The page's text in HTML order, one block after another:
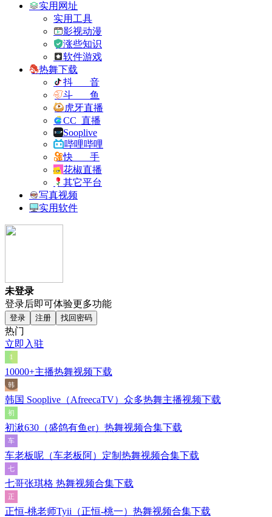
实用网址
实用工具
影视动漫
涨些知识
软件游戏
热舞下载
抖 音
斗 鱼
虎牙直播
CC 直播
Sooplive
哔哩哔哩
快 手
花椒直播
其它平台
写真视频
实用软件
未登录
登录后即可体验更多功能
登录 注册 找回密码
热门
立即入驻
10000+主播热舞视频下载
韩国 Sooplive（AfreecaTV）众多热舞主播视频下载
初湫630（盛鸽有鱼er）热舞视频合集下载
车老板呢（车老板阿）定制热舞视频合集下载
七哥张琪格 热舞视频合集下载
正恒-桃老师Tyii（正恒-桃一）热舞视频合集下载